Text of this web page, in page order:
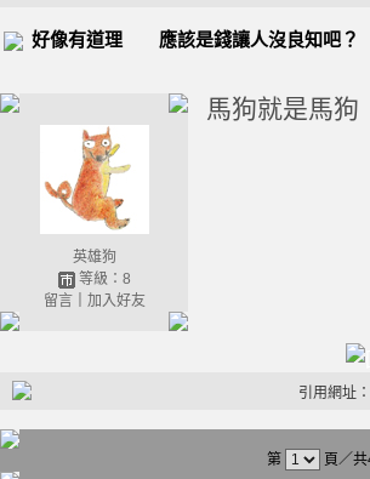
好像有道理 應該是錢讓人沒良知吧？
英雄狗
等級：8
留言｜ 加入好友
馬狗就是馬狗
引用網址
第 頁／共